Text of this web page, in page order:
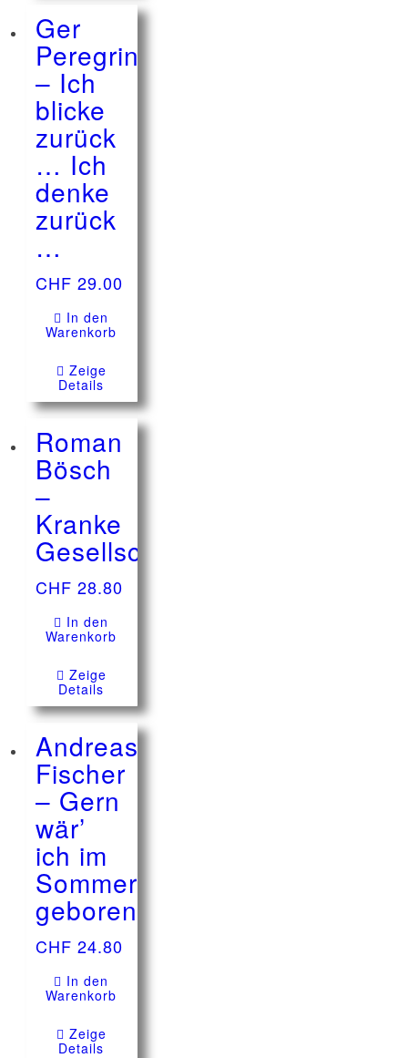
Ger
Peregrin
– Ich
blicke
zurück
… Ich
denke
zurück
…
CHF 29.00
In den
Warenkorb
Zeige
Details
Roman
Bösch
–
Kranke
Gesellschaft
CHF 28.80
In den
Warenkorb
Zeige
Details
Andreas
Fischer
– Gern
wär’
ich im
Sommer
geboren
CHF 24.80
In den
Warenkorb
Zeige
Details